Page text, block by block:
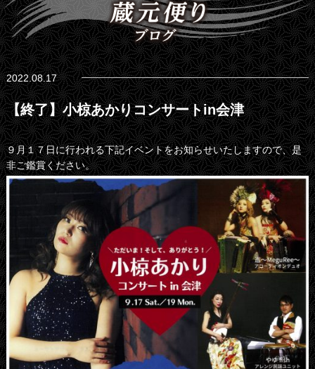
2022.08.17
【終了】小椋あかりコンサートin会津
９月１７日に行われる下記イベントをお知らせいたしますので、是
非ご鑑賞ください。